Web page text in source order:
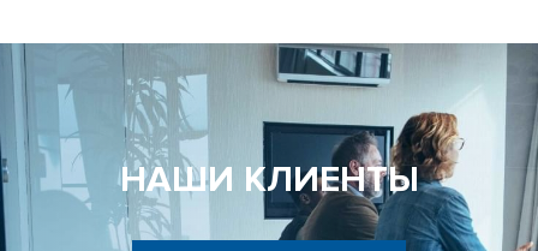
НАШИ КЛИЕНТЫ